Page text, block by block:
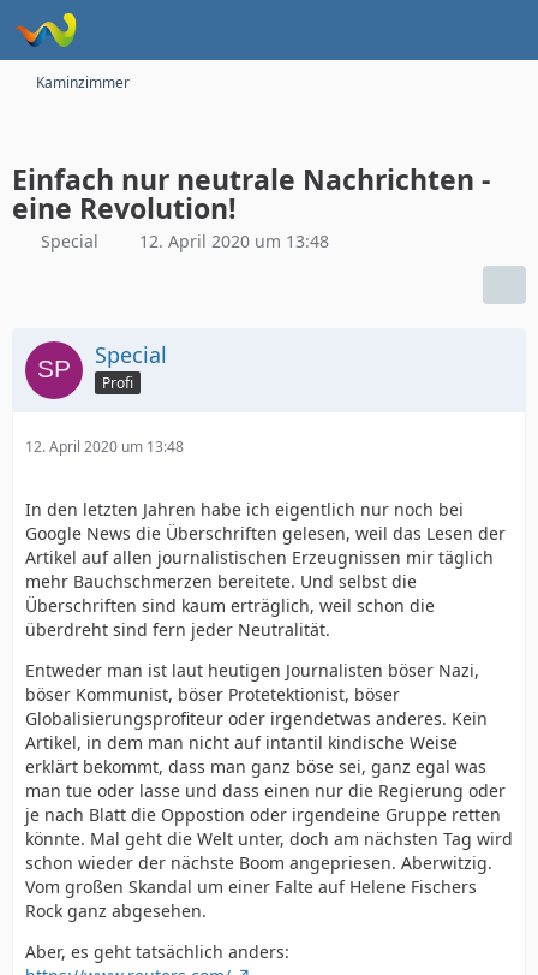
Kaminzimmer
Einfach nur neutrale Nachrichten -
eine Revolution!
Special 12. April 2020 um 13:48
Special
Profi
12. April 2020 um 13:48
In den letzten Jahren habe ich eigentlich nur noch bei
Google News die Überschriften gelesen, weil das Lesen der
Artikel auf allen journalistischen Erzeugnissen mir täglich
mehr Bauchschmerzen bereitete. Und selbst die
Überschriften sind kaum erträglich, weil schon die
überdreht sind fern jeder Neutralität.
Entweder man ist laut heutigen Journalisten böser Nazi,
böser Kommunist, böser Protetektionist, böser
Globalisierungsprofiteur oder irgendetwas anderes. Kein
Artikel, in dem man nicht auf intantil kindische Weise
erklärt bekommt, dass man ganz böse sei, ganz egal was
man tue oder lasse und dass einen nur die Regierung oder
je nach Blatt die Oppostion oder irgendeine Gruppe retten
könnte. Mal geht die Welt unter, doch am nächsten Tag wird
schon wieder der nächste Boom angepriesen. Aberwitzig.
Vom großen Skandal um einer Falte auf Helene Fischers
Rock ganz abgesehen.
Aber, es geht tatsächlich anders: